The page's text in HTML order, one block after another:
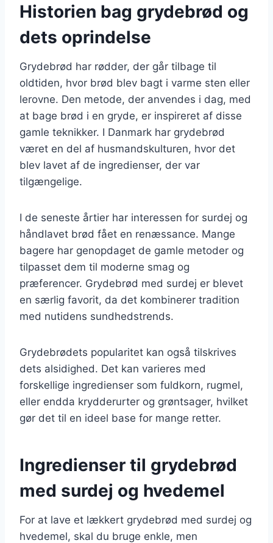
Historien bag grydebrød og
dets oprindelse
Grydebrød har rødder, der går tilbage til
oldtiden, hvor brød blev bagt i varme sten eller
lerovne. Den metode, der anvendes i dag, med
at bage brød i en gryde, er inspireret af disse
gamle teknikker. I Danmark har grydebrød
været en del af husmandskulturen, hvor det
blev lavet af de ingredienser, der var
tilgængelige.
I de seneste årtier har interessen for surdej og
håndlavet brød fået en renæssance. Mange
bagere har genopdaget de gamle metoder og
tilpasset dem til moderne smag og
præferencer. Grydebrød med surdej er blevet
en særlig favorit, da det kombinerer tradition
med nutidens sundhedstrends.
Grydebrødets popularitet kan også tilskrives
dets alsidighed. Det kan varieres med
forskellige ingredienser som fuldkorn, rugmel,
eller endda krydderurter og grøntsager, hvilket
gør det til en ideel base for mange retter.
Ingredienser til grydebrød
med surdej og hvedemel
For at lave et lækkert grydebrød med surdej og
hvedemel, skal du bruge enkle, men